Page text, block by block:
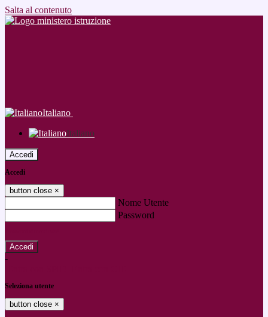
Salta al contenuto
Italiano
Italiano
Accedi
Accedi
button close ×
Nome Utente
Password
-
Seleziona utente
button close ×